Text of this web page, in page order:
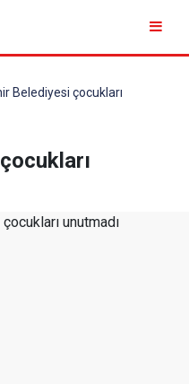
Belediyesi çocukları